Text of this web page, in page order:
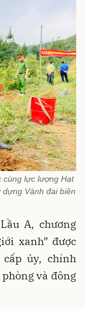
lực lượng Hạt
Vành đai biên
A, chương
xanh” được
ủy, chính
và đông